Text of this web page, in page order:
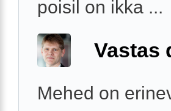
poisil on ikka ...
Vastas
Mehed on